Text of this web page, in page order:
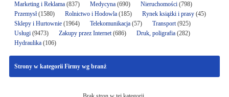
Marketing i Reklama(837) Medycyna(690) Nieruchomości(798)
Przemysł(1580) Rolnictwo i Hodowla(185) Rynek książki i prasy(45)
Sklepy i Hurtownie(1964) Telekomunikacja(57) Transport(925)
Usługi(9473) Zakupy przez Internet(686) Druk, poligrafia(282)
Hydraulika(106)
Strony w kategorii Firmy wg branż